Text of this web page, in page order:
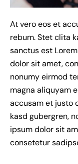
At vero eos et
rebum. Stet clita
sanctus est
dolor sit amet,
nonumy eirmod
magna aliquyam
accusam et justo
kasd gubergren,
ipsum dolor sit
consetetur